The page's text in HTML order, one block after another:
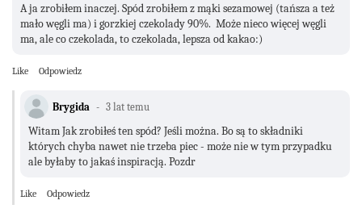
A ja zrobiłem inaczej. Spód zrobiłem z mąki sezamowej (tańsza a też
mało węgli ma) i gorzkiej czekolady 90%. Może nieco więcej węgli
ma, ale co czekolada, to czekolada, lepsza od kakao:)
Like Odpowiedz
Brygida 3 lat temu
Witam Jak zrobiłeś ten spód? Jeśli można. Bo są to składniki
których chyba nawet nie trzeba piec - może nie w tym przypadku
ale byłaby to jakaś inspiracją. Pozdr
Like Odpowiedz